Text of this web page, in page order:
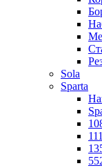
Sola
Sparta